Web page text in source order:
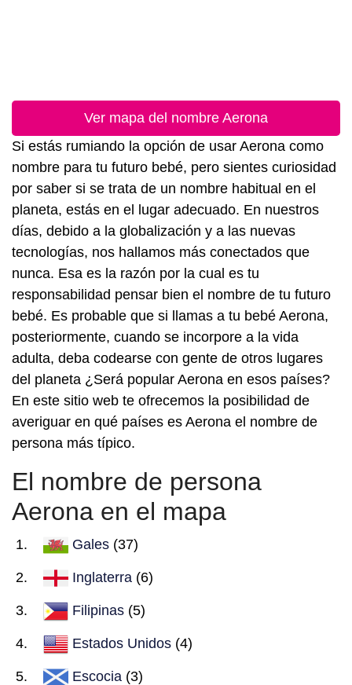
Ver mapa del nombre Aerona
Si estás rumiando la opción de usar Aerona como
nombre para tu futuro bebé, pero sientes curiosidad
por saber si se trata de un nombre habitual en el
planeta, estás en el lugar adecuado. En nuestros
días, debido a la globalización y a las nuevas
tecnologías, nos hallamos más conectados que
nunca. Esa es la razón por la cual es tu
responsabilidad pensar bien el nombre de tu futuro
bebé. Es probable que si llamas a tu bebé Aerona,
posteriormente, cuando se incorpore a la vida
adulta, deba codearse con gente de otros lugares
del planeta ¿Será popular Aerona en esos países?
En este sitio web te ofrecemos la posibilidad de
averiguar en qué países es Aerona el nombre de
persona más típico.
El nombre de persona
Aerona en el mapa
Gales (37)
Inglaterra (6)
Filipinas (5)
Estados Unidos (4)
Escocia (3)